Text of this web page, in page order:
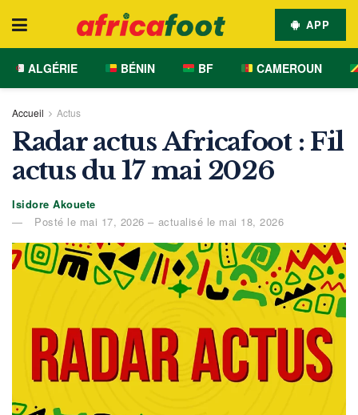
APP
ALGÉRIE BÉNIN BF CAMEROUN
Accueil Actus
Radar actus Africafoot : Fil
actus du 17 mai 2026
Isidore Akouete
Posté le mai 17, 2026 – actualisé le mai 18, 2026